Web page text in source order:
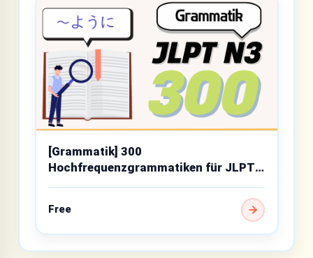
[Grammatik] 300
Hochfrequenzgrammatiken für JLPT
N3
Free